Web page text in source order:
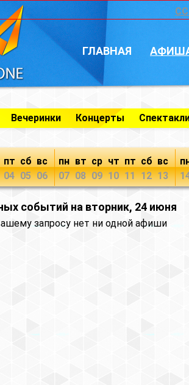
ГЛАВНАЯ
Вечеринки Концерты
пт
04
сб
05
вс
06
пн
07
вт
08
ср
09
чт
10
пт
11
сб
12
вс
13
событий на вторник, 24 июня
запросу нет ни одной афиши